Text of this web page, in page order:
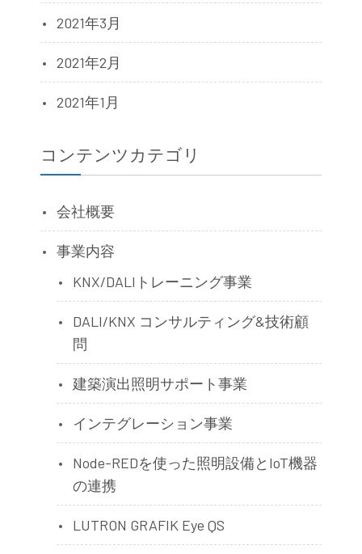
2021年3月
2021年2月
2021年1月
コンテンツカテゴリ
会社概要
事業内容
KNX/DALIトレーニング事業
DALI/KNX コンサルティング&技術顧
問
建築演出照明サポート事業
インテグレーション事業
Node-REDを使った照明設備とIoT機器
の連携
LUTRON GRAFIK Eye QS